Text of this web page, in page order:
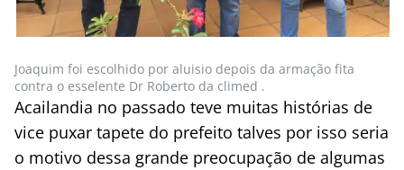
Joaquim foi escolhido por aluisio depois da armação fita
contra o esselente Dr Roberto da climed .
Acailandia no passado teve muitas histórias de
vice puxar tapete do prefeito talves por isso seria
o motivo dessa grande preocupação de algumas